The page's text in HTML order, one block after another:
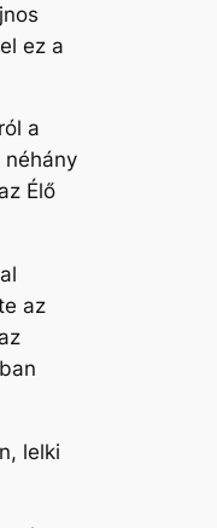
ez a
a
Élő
az
lelki